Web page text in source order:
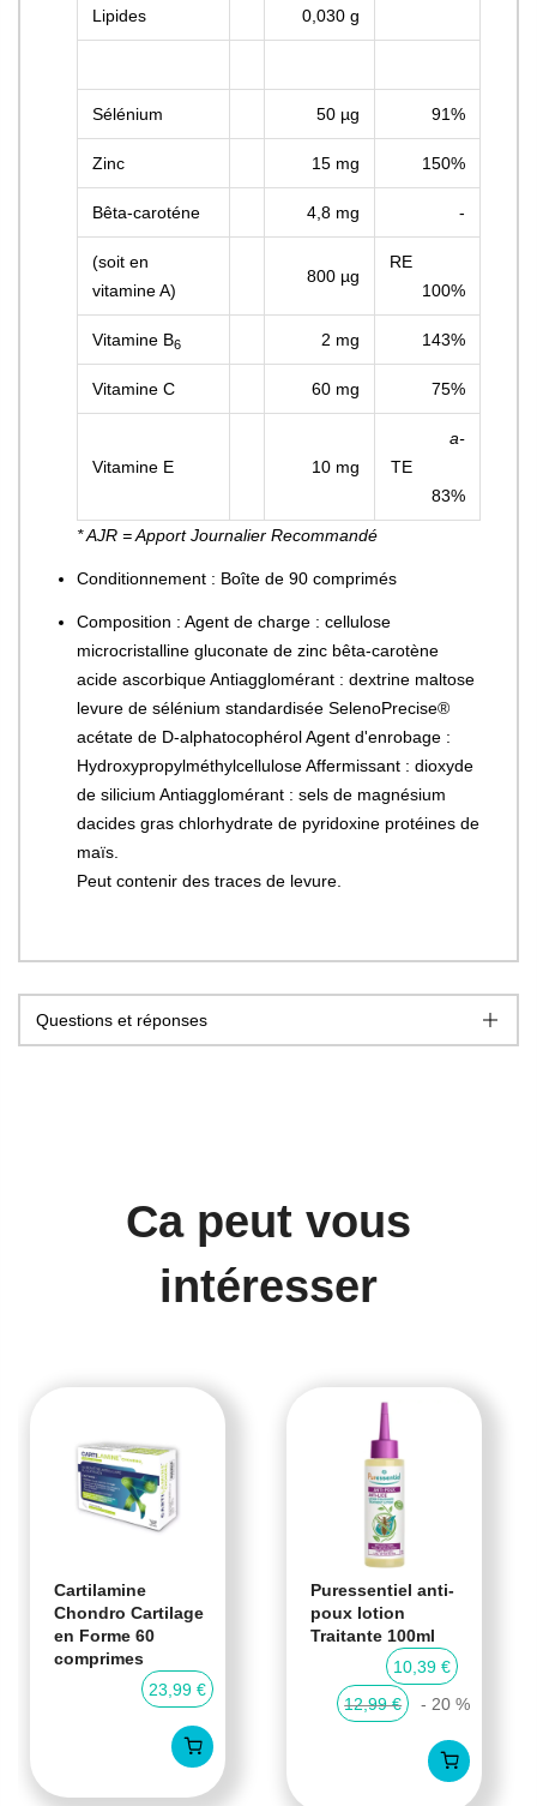
Lipides 0,030 g
Sélénium 50 µg 91%
Zinc 15 mg 150%
Bêta-caroténe 4,8 mg -
(soit en
vitamine A)
800 µg
RE
100%
Vitamine B6 2 mg 143%
Vitamine C 60 mg 75%
Vitamine E 10 mg
a-
TE
83%
* AJR = Apport Journalier Recommandé
Conditionnement : Boîte de 90 comprimés
Composition : Agent de charge : cellulose
microcristalline gluconate de zinc bêta-carotène
acide ascorbique Antiagglomérant : dextrine maltose
levure de sélénium standardisée SelenoPrecise®
acétate de D-alphatocophérol Agent d'enrobage :
Hydroxypropylméthylcellulose Affermissant : dioxyde
de silicium Antiagglomérant : sels de magnésium
dacides gras chlorhydrate de pyridoxine protéines de
maïs.
Peut contenir des traces de levure.
Questions et réponses
Ca peut vous
intéresser
Cartilamine
Chondro Cartilage
en Forme 60
comprimes
23,99 €
Puressentiel anti-
poux lotion
Traitante 100ml
10,39 €
12,99 €
- 20 %